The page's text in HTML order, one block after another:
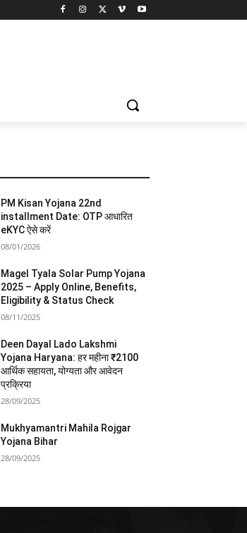
PM Kisan Yojana 22nd
installment Date: OTP आधारित
eKYC ऐसे करें
08/01/2026
Magel Tyala Solar Pump Yojana
2025 – Apply Online, Benefits,
Eligibility & Status Check
08/11/2025
Deen Dayal Lado Lakshmi
Yojana Haryana: हर महीना ₹2100
आर्थिक सहायता, योग्यता और आवेदन
प्रक्रिया
28/09/2025
Mukhyamantri Mahila Rojgar
Yojana Bihar
28/09/2025